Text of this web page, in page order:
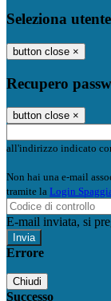
Seleziona utente
button close ×
Recupero
button close ×
all'indirizzo indicato
Non hai una e-mail
tramite la Login
E-mail inviata, si
Errore
Chiudi
Successo